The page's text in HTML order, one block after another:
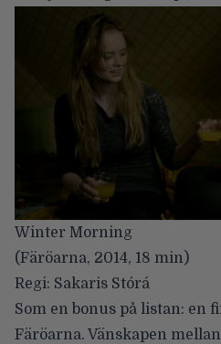
Winter Morning
(Färöarna, 2014, 18 min)
Regi: Sakaris Stórá
Som en bonus på listan: en
Färöarna. Vänskapen